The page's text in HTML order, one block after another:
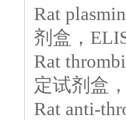
Rat
剂盒，
Rat
定试剂盒
Rat anti-